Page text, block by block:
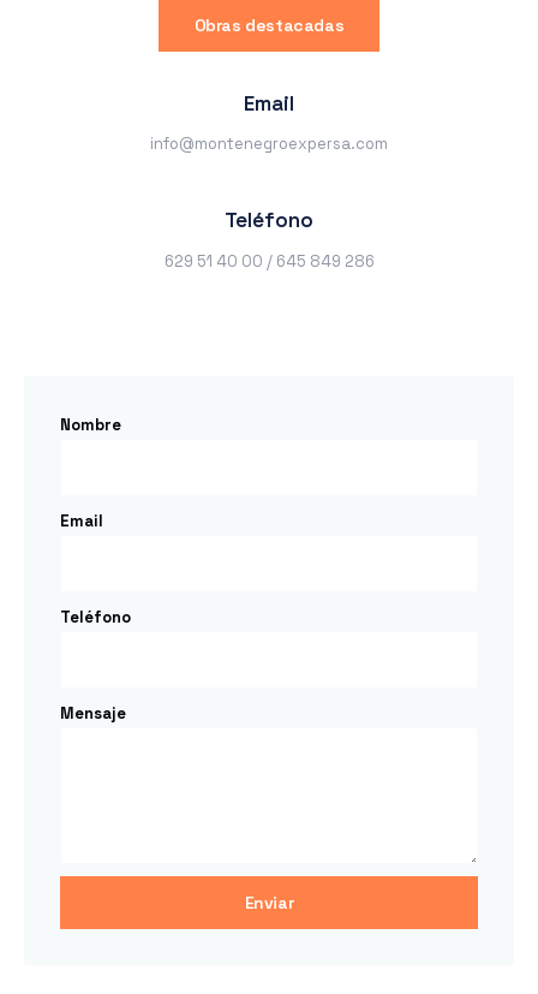
Obras destacadas
Email
info@montenegroexpersa.com
Teléfono
629 51 40 00 / 645 849 286
Nombre
Email
Teléfono
Mensaje
Enviar